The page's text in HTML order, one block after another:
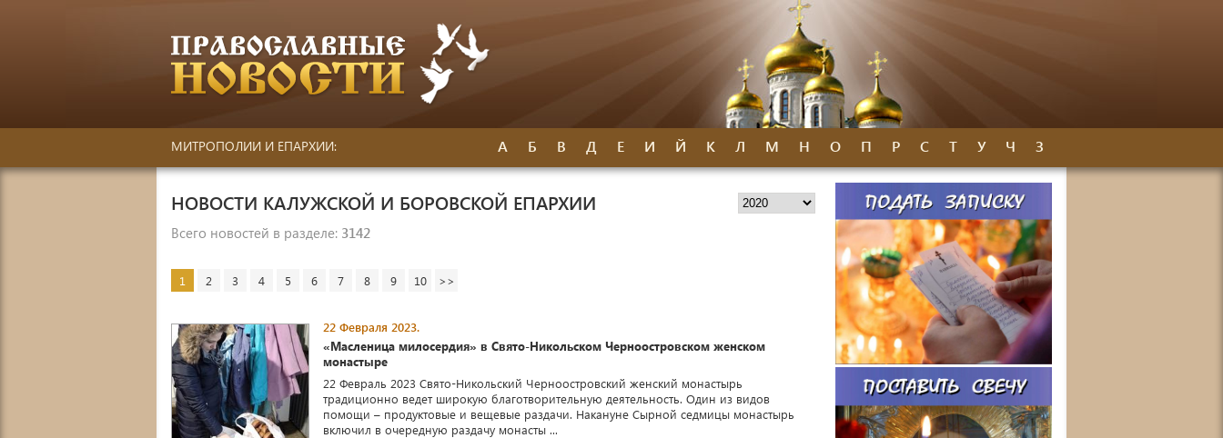
МИТРОПОЛИИ И ЕПАРХИИ: А Б В Д Е И Й К Л М Н О П Р С Т У Ч З
НОВОСТИ КАЛУЖСКОЙ И БОРОВСКОЙ ЕПАРХИИ
Всего новостей в разделе: 3142
1 2 3 4 5 6 7 8 9 10 >>
22 Февраля 2023.
«Масленица милосердия» в Свято-Никольском Черноостровском женском
монастыре
22 Февраль 2023 Свято-Никольский Черноостровский женский монастырь
традиционно ведет широкую благотворительную деятельность. Один из видов
помощи – продуктовые и вещевые раздачи. Накануне Сырной седмицы монастырь
включил в очередную раздачу монасты ...